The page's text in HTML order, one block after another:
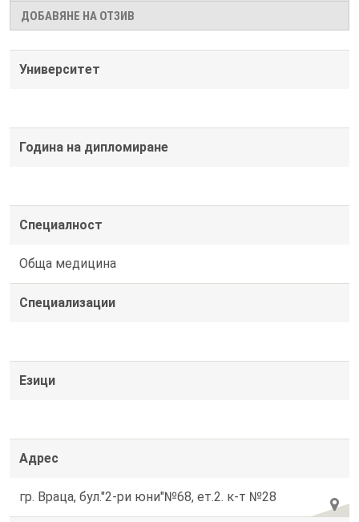
ДОБАВЯНЕ НА ОТЗИВ
Университет
Година на дипломиране
Специалност
Обща медицина
Специализации
Езици
Адрес
гр. Враца, бул."2-ри юни"№68, ет.2. к-т №28